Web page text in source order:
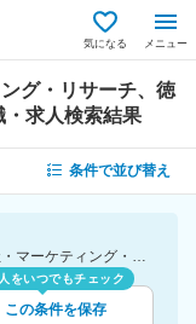
気になる メニュー
グ・リサーチ、徳
・求人検索結果
条件で並び替え
[勤務地]徳島県 [業種]医療広告代理店・出版社・マーケティング・リサーチ-医薬品・医療機器・ライフサイエンス・医療系サービス [こだわり条件ピックアップ]転勤なし（勤務地限定） [詳細条件](募集・採用情報)転勤なし（勤務地限定）
をいつでもチェック
この条件を保存